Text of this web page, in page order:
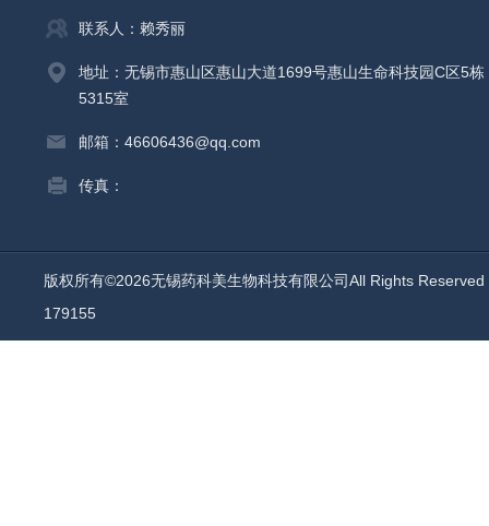
联系人：赖秀丽
地址：无锡市惠山区惠山大道1699号惠山生命科技园C区5栋
5315室
邮箱：46606436@qq.com
传真：
版权所有©2026无锡药科美生物科技有限公司All Rights
179155